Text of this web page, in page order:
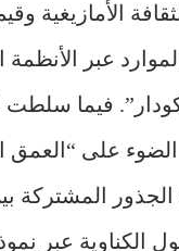
الأمازيغية
عبر الأنظمة
فيما سلطت
على “العمق
المشتركة
الكناوية عبر